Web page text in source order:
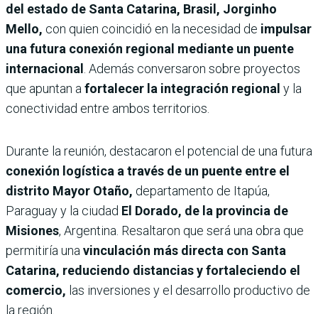
del estado de Santa Catarina, Brasil, Jorginho
Mello, con quien coincidió en la necesidad de impulsar
una futura conexión regional mediante un puente
internacional . Además conversaron sobre proyectos
que apuntan a fortalecer la integración regional y la
conectividad entre ambos territorios.
Durante la reunión, destacaron el potencial de una futura
conexión logística a través de un puente entre el
distrito Mayor Otaño, departamento de Itapúa,
Paraguay y la ciudad El Dorado, de la provincia de
Misiones, Argentina. Resaltaron que será una obra que
permitiría una vinculación más directa con Santa
Catarina, reduciendo distancias y fortaleciendo el
comercio, las inversiones y el desarrollo productivo de
la región.